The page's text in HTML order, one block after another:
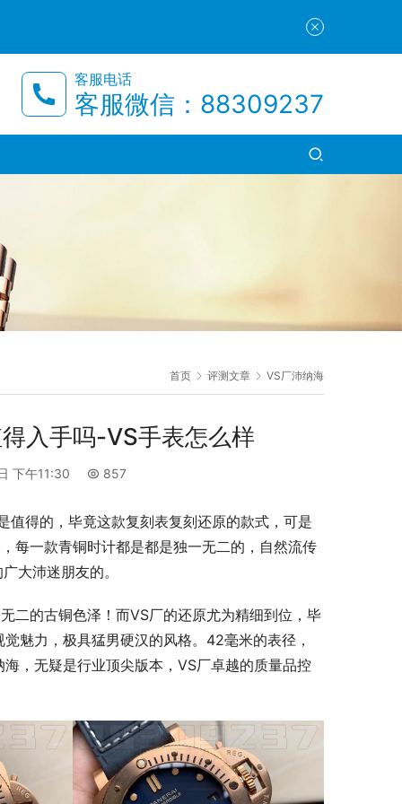
客服电话
客服微信：88309237
首页 评测文章 VS厂沛纳海
入手吗-VS手表怎么样
下午11:30 857
得的，毕竟这款复刻表复刻还原的款式，可是
每一款青铜时计都是都是独一无二的，自然流传
大沛迷朋友的。
二的古铜色泽！而VS厂的还原尤为精细到位，毕
魅力，极具猛男硬汉的风格。42毫米的表径，
，无疑是行业顶尖版本，VS厂卓越的质量品控